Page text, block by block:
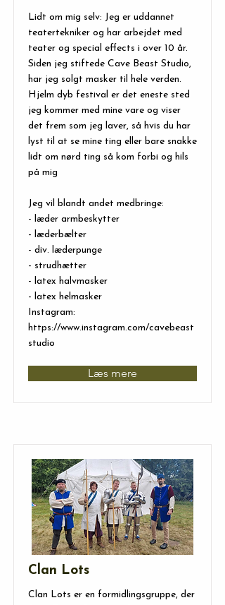
Lidt om mig selv: Jeg er uddannet
teatertekniker og har arbejdet med
teater og special effects i over 10 år.
Siden jeg stiftede Cave Beast Studio,
har jeg solgt masker til hele verden.
Hjelm dyb festival er det eneste sted
jeg kommer med mine vare og viser
det frem som jeg laver, så hvis du har
lyst til at se mine ting eller bare snakke
lidt om nørd ting så kom forbi og hils
på mig
Jeg vil blandt andet medbringe:
- læder armbeskytter
- læderbælter
- div. læderpunge
- strudhætter
- latex halvmasker
- latex helmasker
Instagram:
https://www.instagram.com/cavebeast
studio
Læs mere
Clan Lots
Clan Lots er en formidlingsgruppe, der